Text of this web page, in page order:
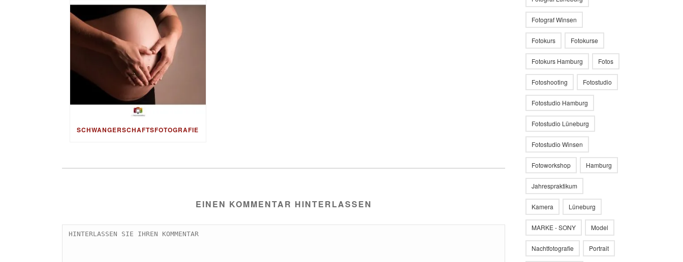
SCHWANGERSCHAFTSFOTOGRAFIE
EINEN KOMMENTAR HINTERLASSEN
Fotograf Winsen
Fotokurs Fotokurse
Fotokurs Hamburg Fotos
Fotoshooting Fotostudio
Fotostudio Hamburg
Fotostudio Lüneburg
Fotostudio Winsen
Fotoworkshop Hamburg
Jahrespraktikum
Kamera Lüneburg
MARKE - SONY Model
Nachtfotografie Portrait